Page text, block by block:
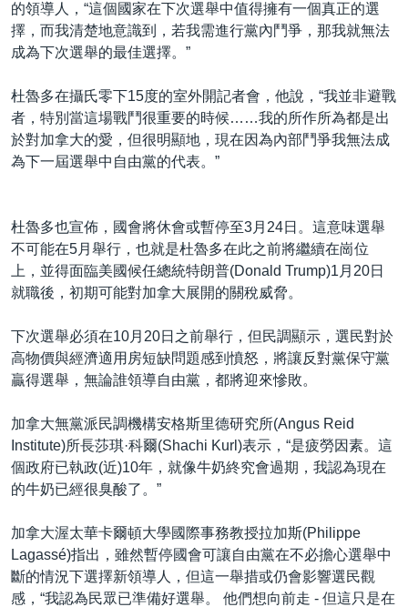
的領導人，“這個國家在下次選舉中值得擁有一個真正的選
擇，而我清楚地意識到，若我需進行黨內鬥爭，那我就無法
成為下次選舉的最佳選擇。”
杜魯多在攝氏零下15度的室外開記者會，他說，“我並非避戰
者，特別當這場戰鬥很重要的時候……我的所作所為都是出
於對加拿大的愛，但很明顯地，現在因為內部鬥爭我無法成
為下一屆選舉中自由黨的代表。”
杜魯多也宣佈，國會將休會或暫停至3月24日。這意味選舉
不可能在5月舉行，也就是杜魯多在此之前將繼續在崗位
上，並得面臨美國候任總統特朗普(Donald Trump)1月20日
就職後，初期可能對加拿大展開的關稅威脅。
下次選舉必須在10月20日之前舉行，但民調顯示，選民對於
高物價與經濟適用房短缺問題感到憤怒，將讓反對黨保守黨
贏得選舉，無論誰領導自由黨，都將迎來慘敗。
加拿大無黨派民調機構安格斯里德研究所(Angus Reid
Institute)所長莎琪·科爾(Shachi Kurl)表示，“是疲勞因素。這
個政府已執政(近)10年，就像牛奶終究會過期，我認為現在
的牛奶已經很臭酸了。”
加拿大渥太華卡爾頓大學國際事務教授拉加斯(Philippe
Lagassé)指出，雖然暫停國會可讓自由黨在不必擔心選舉中
斷的情況下選擇新領導人，但這一舉措或仍會影響選民觀
感，“我認為民眾已準備好選舉。 他們想向前走 - 但這只是在